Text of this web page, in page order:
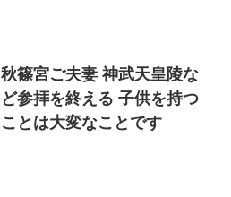
秋篠宮ご夫妻 神武天皇陵な
ど参拝を終える 子供を持つ
ことは大変なことです